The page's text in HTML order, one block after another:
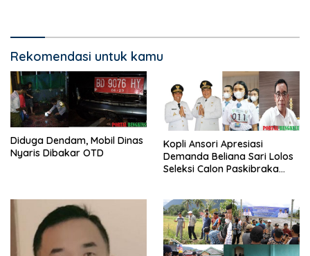
Rekomendasi untuk kamu
Diduga Dendam, Mobil Dinas
Nyaris Dibakar OTD
Kopli Ansori Apresiasi
Demanda Beliana Sari Lolos
Seleksi Calon Paskibraka